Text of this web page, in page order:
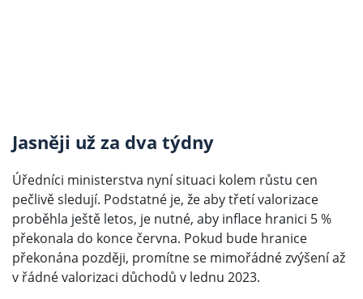
Jasněji už za dva týdny
Úředníci ministerstva nyní situaci kolem růstu cen
pečlivě sledují. Podstatné je, že aby třetí valorizace
proběhla ještě letos, je nutné, aby inflace hranici 5 %
překonala do konce června. Pokud bude hranice
překonána později, promítne se mimořádné zvýšení až
v řádné valorizaci důchodů v lednu 2023.